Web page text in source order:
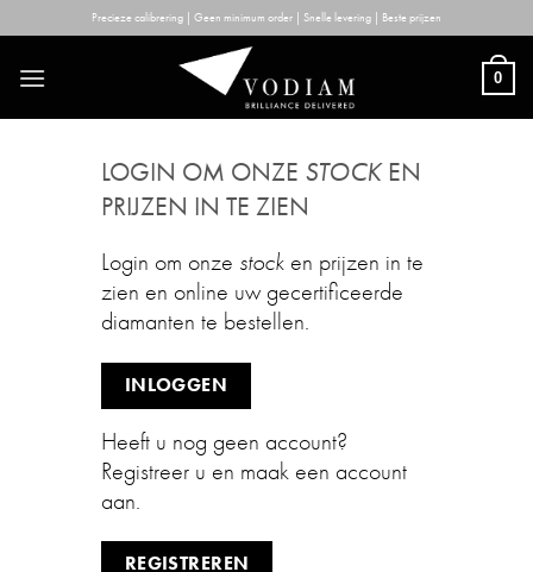
to
content
Precieze calibrering | Geen minimum order | Snelle levering | Beste prijzen
0
LOGIN OM ONZE STOCKEN
PRIJZEN IN TE ZIEN
Login om onze stock en prijzen in te
zien en online uw gecertificeerde
diamanten te bestellen.
INLOGGEN
Heeft u nog geen account?
Registreer u en maak een account
aan.
REGISTREREN